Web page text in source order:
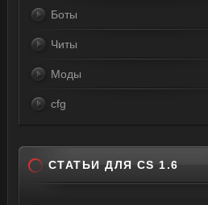
Боты
Читы
Моды
cfg
СТАТЬИ ДЛЯ CS 1.6